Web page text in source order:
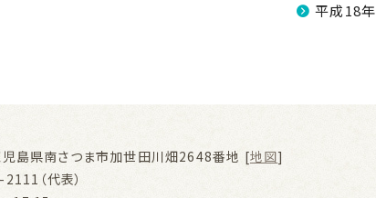
平成18年
島県南さつま市加世田川畑2648番地 [地図]
（代表）